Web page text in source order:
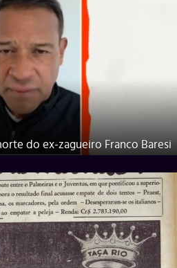
do ex-zagueiro Franco Baresi